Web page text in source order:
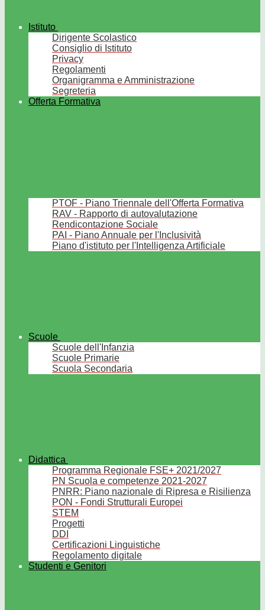
Istituto
Dirigente Scolastico
Consiglio di Istituto
Privacy
Regolamenti
Organigramma e Amministrazione
Segreteria
Offerta Formativa
PTOF - Piano Triennale dell'Offerta Formativa
RAV - Rapporto di autovalutazione
Rendicontazione Sociale
PAI - Piano Annuale per l'Inclusività
Piano d'istituto per l'Intelligenza Artificiale
Scuole
Scuole dell'Infanzia
Scuole Primarie
Scuola Secondaria
Didattica
Programma Regionale FSE+ 2021/2027
PN Scuola e competenze 2021-2027
PNRR: Piano nazionale di Ripresa e Risilienza
PON - Fondi Strutturali Europei
STEM
Progetti
DDI
Certificazioni Linguistiche
Regolamento digitale
Studenti e Genitori